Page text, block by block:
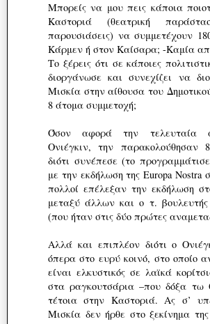
Μπορείς να μου πεις κάποια
Καστοριά (θεατρική
παρουσιάσεις) να συμμετέχουν
Κάρμεν ή στον Καίσαρα; -Καμία
Το ξέρεις ότι σε κάποιες
διοργάνωσε και συνεχίζει να
Μισκία στην αίθουσα του
8 άτομα συμμετοχή;
Όσον αφορά την τελευταία
Ονιέγκιν, την παρακολούθησαν
διότι συνέπεσε (το
με την εκδήλωση της Europa Nostra
πολλοί επέλεξαν την εκδήλωση
μεταξύ άλλων και ο τ.
(που ήταν στις δύο πρώτες
Αλλά και επιπλέον διότι ο
όπερα στο ευρύ κοινό, στο οποίο
είναι ελκυστικός σε λαϊκά
στα ραγκουτσάρια –που δόξα
τέτοια στην Καστοριά. Ας σ’
Μισκία δεν ήρθε στο ξεκίνημα